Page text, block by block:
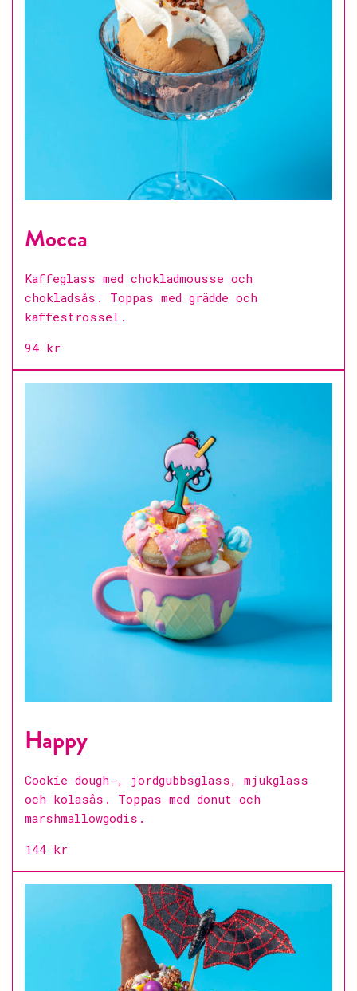
Mocca
Kaffeglass med chokladmousse och
chokladsås. Toppas med grädde och
kaffeströssel.
94 kr
Happy
Cookie dough-, jordgubbsglass, mjukglass
och kolasås. Toppas med donut och
marshmallowgodis.
144 kr